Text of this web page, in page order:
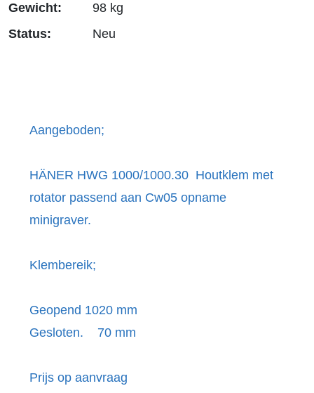
Gewicht:
98 kg
Status:
Neu
Aangeboden;
HÄNER HWG 1000/1000.30 Houtklem met
rotator passend aan Cw05 opname
minigraver.
Klembereik;
Geopend 1020 mm
Gesloten. 70 mm
Prijs op aanvraag